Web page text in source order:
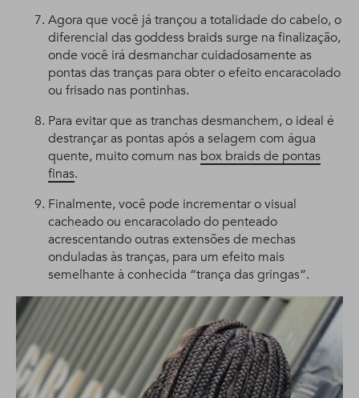
Agora que você já trançou a totalidade do cabelo, o
diferencial das goddess braids surge na finalização,
onde você irá desmanchar cuidadosamente as
pontas das tranças para obter o efeito encaracolado
ou frisado nas pontinhas.
Para evitar que as tranchas desmanchem, o ideal é
destrançar as pontas após a selagem com água
quente, muito comum nas box braids de pontas
finas.
Finalmente, você pode incrementar o visual
cacheado ou encaracolado do penteado
acrescentando outras extensões de mechas
onduladas às tranças, para um efeito mais
semelhante à conhecida “trança das gringas”.